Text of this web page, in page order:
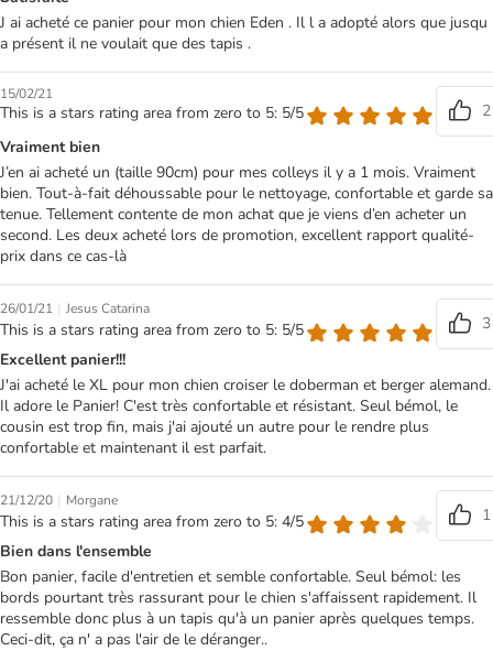
J ai acheté ce panier pour mon chien Eden . Il l a adopté alors que jusqu
a présent il ne voulait que des tapis .
15/02/21
This is a stars rating area from zero to 5: 5/5
2
Vraiment bien
J’en ai acheté un (taille 90cm) pour mes colleys il y a 1 mois. Vraiment
bien. Tout-à-fait déhoussable pour le nettoyage, confortable et garde sa
tenue. Tellement contente de mon achat que je viens d’en acheter un
second. Les deux acheté lors de promotion, excellent rapport qualité-
prix dans ce cas-là
26/01/21 | Jesus Catarina
This is a stars rating area from zero to 5: 5/5
3
Excellent panier!!!
J'ai acheté le XL pour mon chien croiser le doberman et berger alemand.
Il adore le Panier! C'est très confortable et résistant. Seul bémol, le
cousin est trop fin, mais j'ai ajouté un autre pour le rendre plus
confortable et maintenant il est parfait.
21/12/20 | Morgane
This is a stars rating area from zero to 5: 4/5
1
Bien dans l'ensemble
Bon panier, facile d'entretien et semble confortable. Seul bémol: les
bords pourtant très rassurant pour le chien s'affaissent rapidement. Il
ressemble donc plus à un tapis qu'à un panier après quelques temps.
Ceci-dit, ça n' a pas l'air de le déranger..